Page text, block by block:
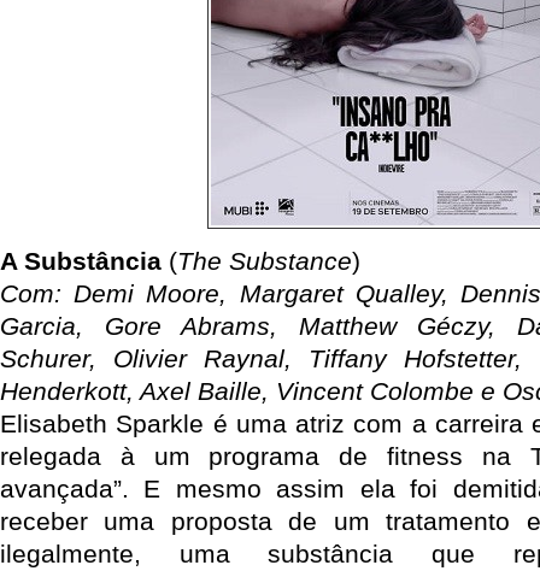
A Substância (The Substance)
Com: Demi Moore, Margaret Qualley,
Garcia, Gore Abrams, Matthew Géczy,
Schurer, Olivier Raynal, Tiffany Hofstetter,
Henderkott, Axel Baille, Vincent Colombe e
Elisabeth Sparkle é uma atriz com a carreira
relegada à um programa de fitness na
avançada”. E mesmo assim ela foi
receber uma proposta de um tratamento
ilegalmente, uma substância que